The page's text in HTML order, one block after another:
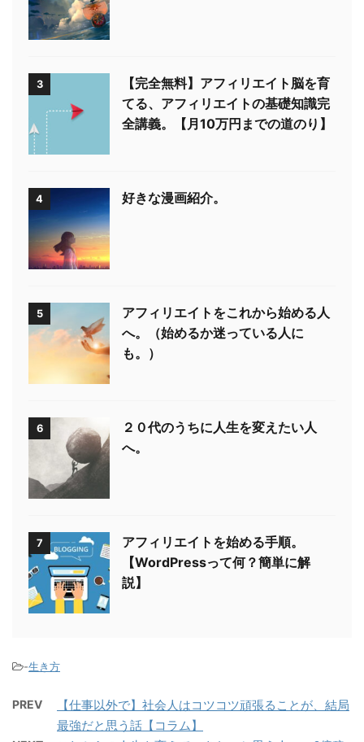
3
【完全無料】アフィリエイト脳を育
てる、アフィリエイトの基礎知識完
全講義。【月10万円までの道のり】
4 好きな漫画紹介。
5
アフィリエイトをこれから始める人
へ。（始めるか迷っている人に
も。）
6
２０代のうちに人生を変えたい人
へ。
7
アフィリエイトを始める手順。
【WordPressって何？簡単に解
説】
-生き方
PREV
【仕事以外で】社会人はコツコツ頑張ることが、結局
最強だと思う話【コラム】